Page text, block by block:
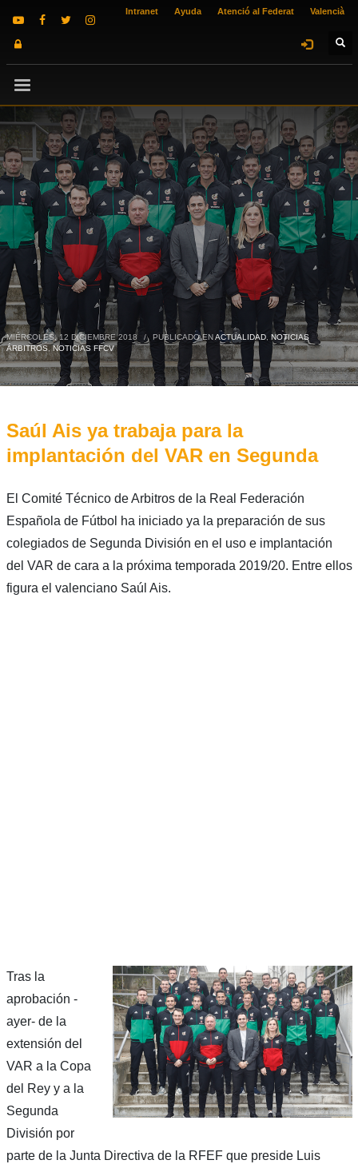
Intranet Ayuda Atenció al Federat Valencià
MIÉRCOLES, 12 DICIEMBRE 2018 / PUBLICADO ENACTUALIDAD, NOTICIAS
ÁRBITROS,NOTICIAS FFCV
Saúl Ais ya trabaja para la
implantación del VAR en Segunda
El Comité Técnico de Arbitros de la Real Federación
Española de Fútbol ha iniciado ya la preparación de sus
colegiados de Segunda División en el uso e implantación
del VAR de cara a la próxima temporada 2019/20. Entre ellos
figura el valenciano Saúl Ais.
Tras la
aprobación -
ayer- de la
extensión del
VAR a la Copa
del Rey y a la
Segunda
División por
parte de la Junta Directiva de la RFEF que preside Luis